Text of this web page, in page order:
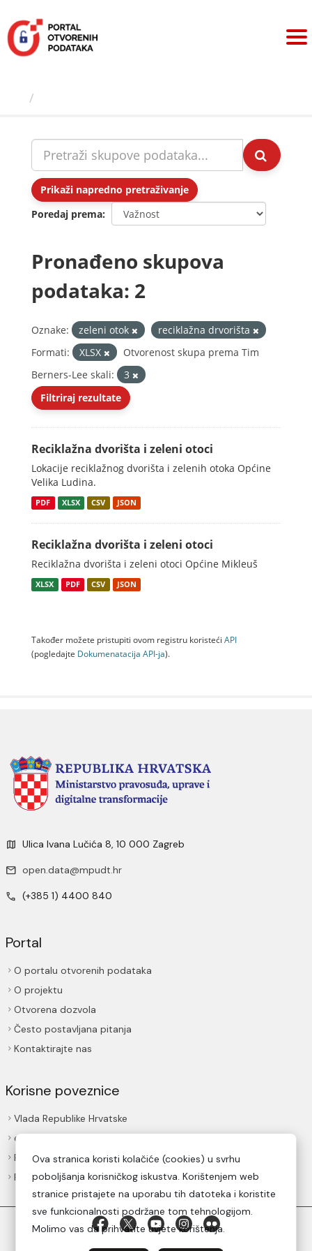
sadržaj
Prikaži napredno pretraživanje
Poredaj prema
Pronađeno skupova
podataka: 2
Oznake: zeleni otok
reciklažna drvorišta
Formati:
XLSX
Otvorenost skupa prema Tim
Berners-Lee skali:
3
Filtriraj rezultate
Reciklažna dvorišta i zeleni otoci
Lokacije reciklažnog dvorišta i zelenih otoka Općine
Velika Ludina.
PDF XLSX CSV JSON
Reciklažna dvorišta i zeleni otoci
Reciklažna dvorišta i zeleni otoci Općine Mikleuš
XLSX PDF CSV JSON
Također možete pristupiti ovom registru koristeći API
(pogledajte Dokumenаtаcijа API-jа).